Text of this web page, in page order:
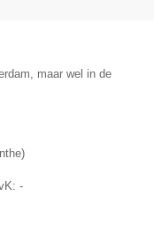
maar wel in de
)
-